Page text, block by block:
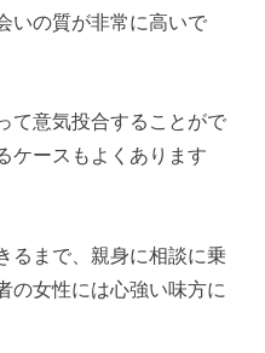
いの質が非常に高いで
て意気投合することがで
ケースもよくあります
るまで、親身に相談に乗
の女性には心強い味方に